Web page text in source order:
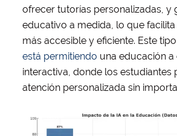
ofrecer tutorías personalizadas, y
educativo a medida, lo que
más accesible y eficiente. Este
está permitiendo una educación a
interactiva, donde los estudiantes
atención personalizada sin